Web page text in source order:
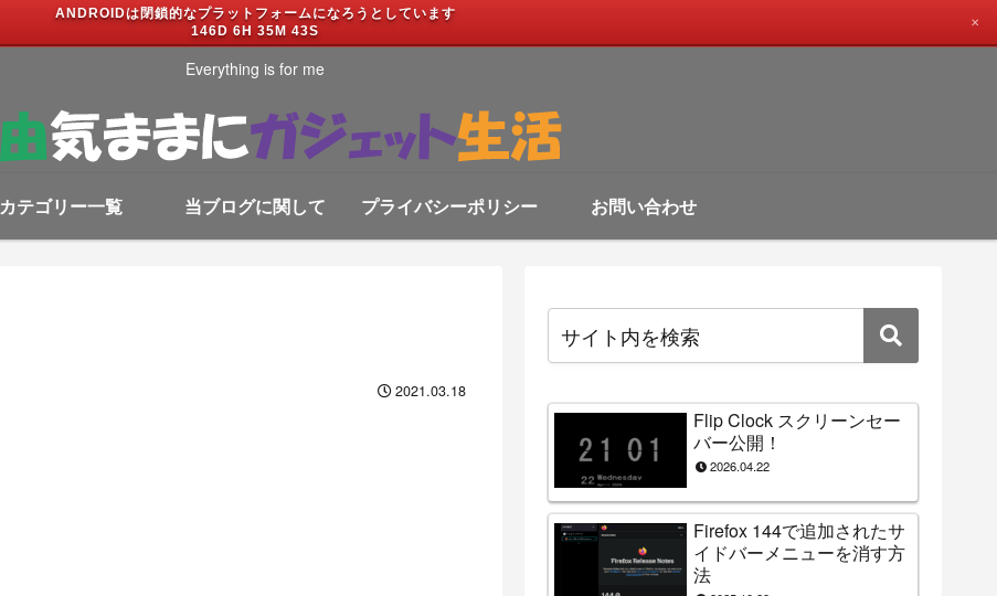
ANDROIDは閉鎖的なプラットフォームになろうとしています
146D 6H 35M 43S
✕
Everything is for me
カテゴリー一覧 当ブログに関して プライバシーポリシー お問い合わせ
2021.03.18
Flip Clock スクリーンセー
バー公開！
2026.04.22
Firefox 144で追加されたサ
イドバーメニューを消す方
法